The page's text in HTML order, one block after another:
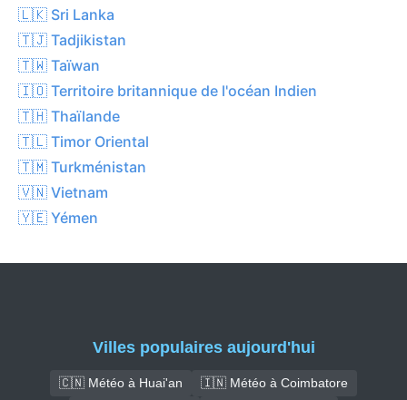
🇱🇰 Sri Lanka
🇹🇯 Tadjikistan
🇹🇼 Taïwan
🇮🇴 Territoire britannique de l'océan Indien
🇹🇭 Thaïlande
🇹🇱 Timor Oriental
🇹🇲 Turkménistan
🇻🇳 Vietnam
🇾🇪 Yémen
Villes populaires aujourd'hui
🇨🇳 Météo à Huai'an
🇮🇳 Météo à Coimbatore